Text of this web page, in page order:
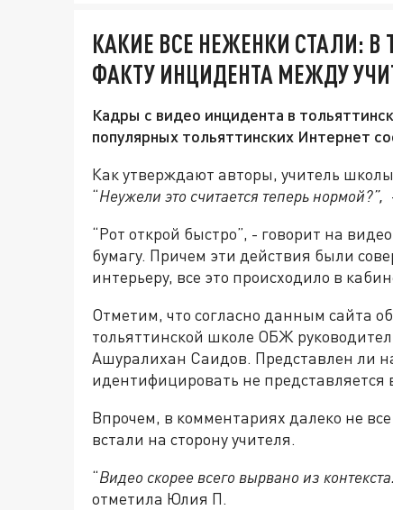
КАКИЕ ВСЕ НЕЖЕНКИ СТАЛИ: В
ФАКТУ ИНЦИДЕНТА МЕЖДУ
Кадры с видео инцидента в
популярных тольяттинских Интернет
Как утверждают авторы, учитель
“Неужели это считается теперь нормой?”,
“Рот открой быстро”, - говорит на
бумагу. Причем эти действия были
интерьеру, все это происходило в
Отметим, что согласно данным сайта
тольяттинской школе ОБЖ
Ашуралихан Саидов. Представлен ли
идентифицировать не
Впрочем, в комментариях далеко не
встали на сторону учителя.
“Видео скорее всего вырвано из
отметила Юлия П.